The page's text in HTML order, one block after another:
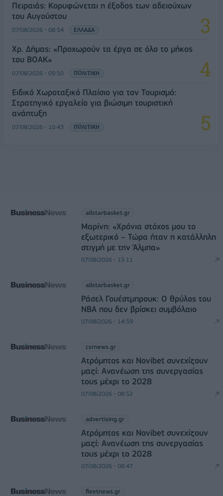
Πειραιάς: Κορυφώνεται η έξοδος των αδειούχων
του Αυγούστου
07/08/2026 - 08:54 ΕΛΛΑΔΑ
Χρ. Δήμας: «Προχωρούν τα έργα σε όλο το μήκος
του ΒΟΑΚ»
07/08/2026 - 09:50 ΠΟΛΙΤΙΚΗ
Ειδικό Χωροταξικό Πλαίσιο για τον Τουρισμό:
Στρατηγικό εργαλείο για βιώσιμη τουριστική
ανάπτυξη
07/08/2026 - 10:43 ΠΟΛΙΤΙΚΗ
allstarbasket.gr
Μαρίνη: «Χρόνια στόχος μου το
εξωτερικό – Τώρα ήταν η κατάλληλη
στιγμή με την Άλμπα»
07/08/2026 - 15:11
allstarbasket.gr
Ράσελ Γουέστμπρουκ: Ο θρύλος του
NBA που δεν βρίσκει συμβόλαιο
07/08/2026 - 14:59
csrnews.gr
Ατρόμητος και Novibet συνεχίζουν
μαζί: Ανανέωση της συνεργασίας
τους μέχρι το 2028
07/08/2026 - 08:52
advertising.gr
Ατρόμητος και Novibet συνεχίζουν
μαζί: Ανανέωση της συνεργασίας
τους μέχρι το 2028
07/08/2026 - 08:47
fleetnews.gr